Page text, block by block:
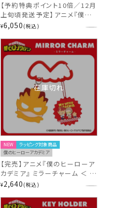
【予約特典ポイント10倍／12月
上旬頃発送予定】アニメ『僕の
ヒーローアカデミア』 いっしょ
バッグ ＜ 雄英高校 ＞ ヒロア
カ 粧美堂 shobido
¥6,050 税込
在庫切れ
NEW
ラッピング対象商品
僕のヒーローアカデミア
【完売】アニメ『僕のヒーローア
カデミア』 ミラーチャーム ＜ エ
ンデヴァー・ホークス ＞
¥2,640 税込